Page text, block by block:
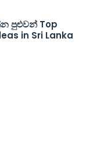
පුළුවන් Top
in Sri Lanka